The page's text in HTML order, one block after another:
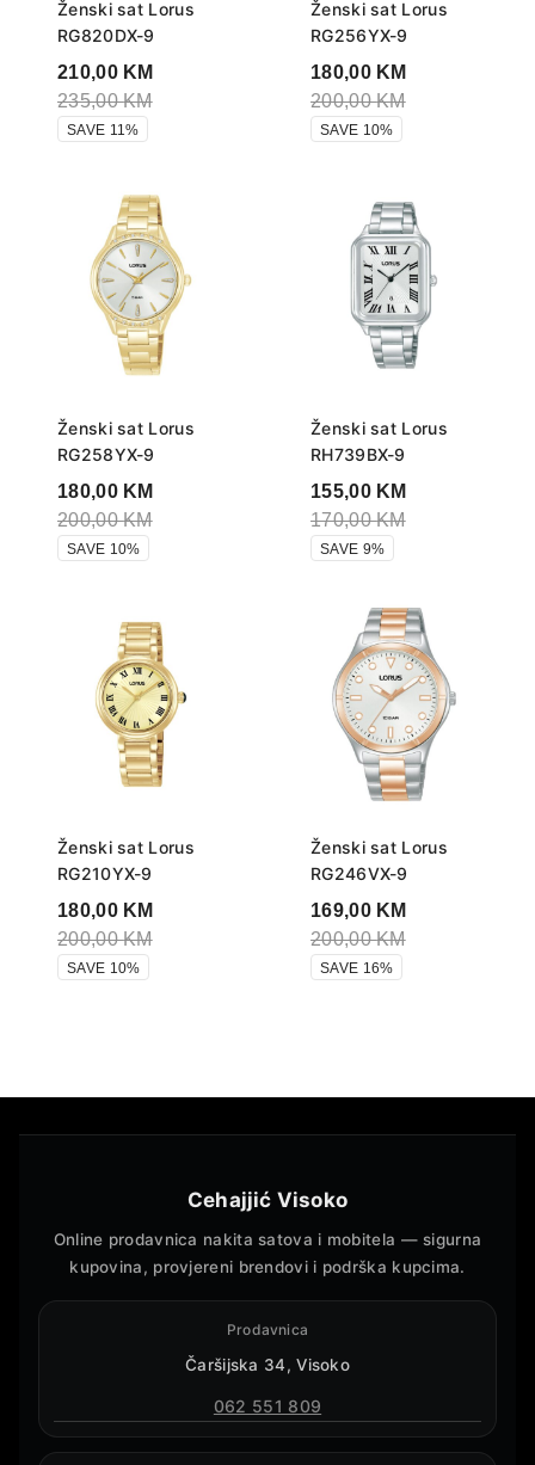
Ženski sat Lorus
RG820DX-9
210,00 KM
235,00KM
SAVE 11%
Ženski sat Lorus
RG256YX-9
180,00 KM
200,00KM
SAVE 10%
Ženski sat Lorus
RG258YX-9
180,00 KM
200,00KM
SAVE 10%
Ženski sat Lorus
RH739BX-9
155,00 KM
170,00KM
SAVE 9%
Ženski sat Lorus
RG210YX-9
180,00 KM
200,00KM
SAVE 10%
Ženski sat Lorus
RG246VX-9
169,00 KM
200,00KM
SAVE 16%
Cehajjić Visoko
Online prodavnica nakita satova i mobitela — sigurna
kupovina, provjereni brendovi i podrška kupcima.
Prodavnica
Čaršijska 34, Visoko
062 551 809